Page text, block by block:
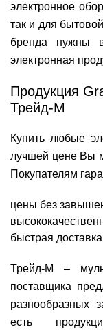
электронное
так и для
бренда нужны
электронная
Продукция
Трейд-М
Купить любые
лучшей цене Вы
Покупателям
цены без
быстрая
Трейд-М –
поставщика
разнообразных
есть